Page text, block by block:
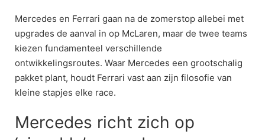
Mercedes en Ferrari gaan na de zomerstop allebei met
upgrades de aanval in op McLaren, maar de twee teams
kiezen fundamenteel verschillende
ontwikkelingsroutes. Waar Mercedes een grootschalig
pakket plant, houdt Ferrari vast aan zijn filosofie van
kleine stapjes elke race.
Mercedes richt zich op